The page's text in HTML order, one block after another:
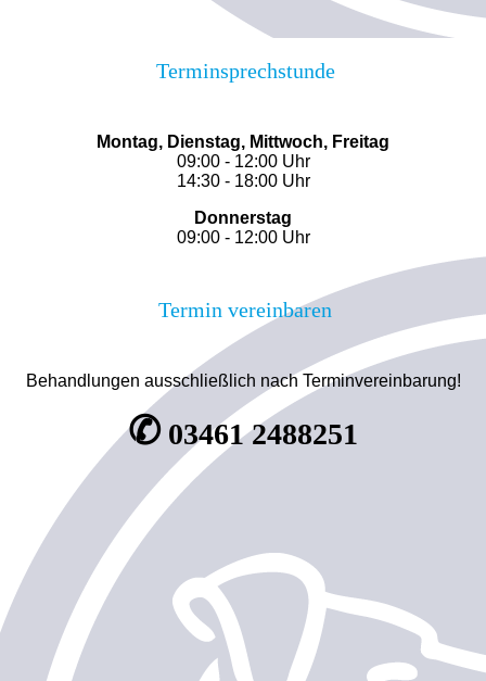
Terminsprechstunde
Montag, Dienstag, Mittwoch, Freitag
09:00 - 12:00 Uhr
14:30 - 18:00 Uhr
Donnerstag
09:00 - 12:00 Uhr
Termin vereinbaren
Behandlungen ausschließlich nach Terminvereinbarung!
✆03461 2488251